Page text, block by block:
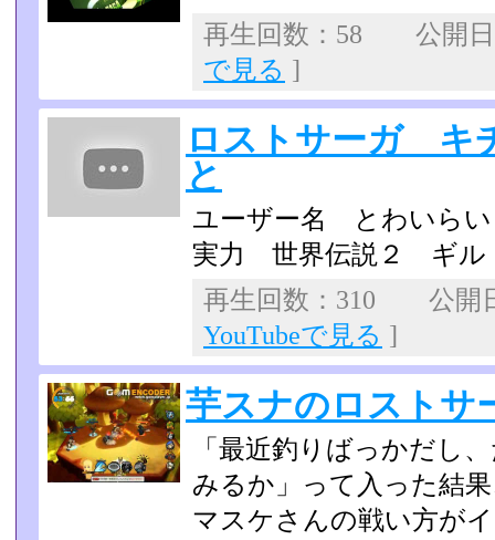
再生回数：58 公開
で見る ]
ロストサーガ キ
と
ユーザー名 とわい
実力 世界伝説２ ギル
再生回数：310 公開
YouTubeで見る ]
芋スナのロストサ
「最近釣りばっかだし
みるか」って入った結
マスケさんの戦い方が